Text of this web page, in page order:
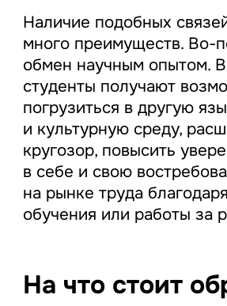
Наличие подобных
много преимуществ. Во-
обмен научным опытом.
студенты получают
погрузиться в другую
и культурную среду,
кругозор, повысить
в себе и свою
на рынке труда
обучения или работы за
На что стоит